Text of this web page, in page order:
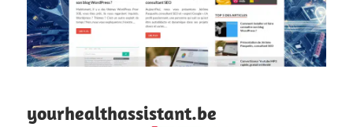
yourhealthassistant.be